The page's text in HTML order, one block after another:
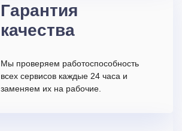
Гарантия
качества
Мы проверяем работоспособность
всех сервисов каждые 24 часа и
заменяем их на рабочие.